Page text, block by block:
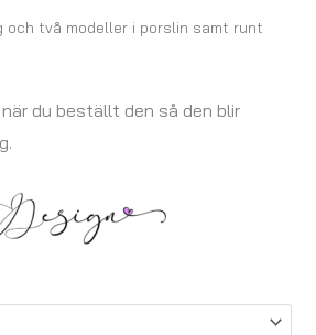
och två modeller i porslin samt runt
du beställt den så den blir